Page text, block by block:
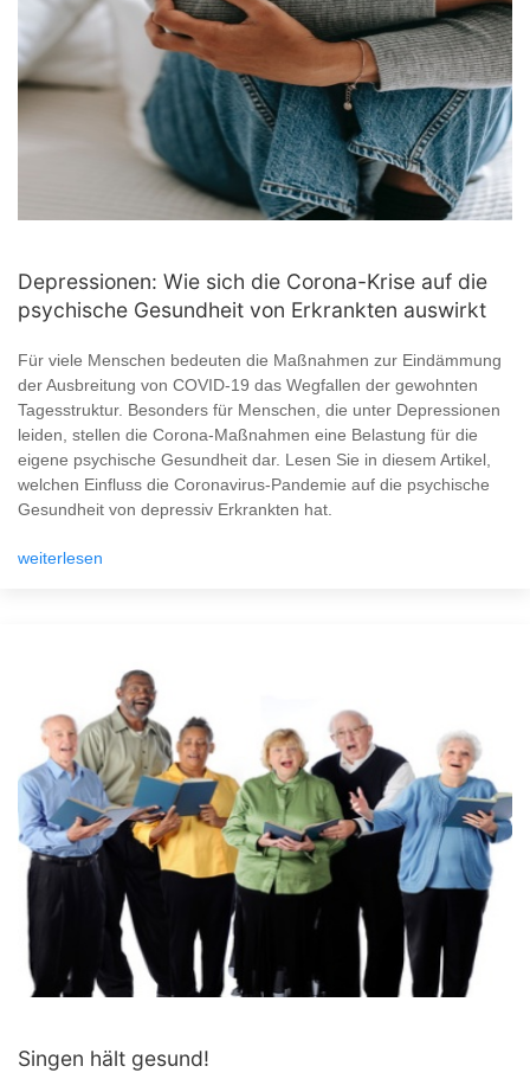
Depressionen: Wie sich die Corona-Krise auf die
psychische Gesundheit von Erkrankten auswirkt
Für viele Menschen bedeuten die Maßnahmen zur Eindämmung
der Ausbreitung von COVID-19 das Wegfallen der gewohnten
Tagesstruktur. Besonders für Menschen, die unter Depressionen
leiden, stellen die Corona-Maßnahmen eine Belastung für die
eigene psychische Gesundheit dar. Lesen Sie in diesem Artikel,
welchen Einfluss die Coronavirus-Pandemie auf die psychische
Gesundheit von depressiv Erkrankten hat.
weiterlesen
Singen hält gesund!